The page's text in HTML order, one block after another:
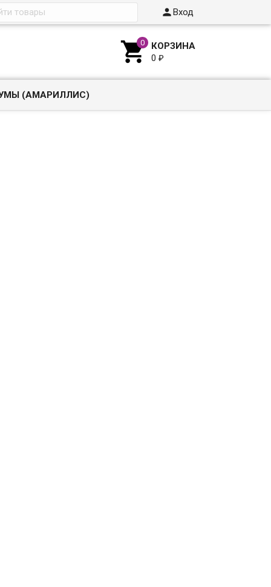
Вход
 КОРЗИНА
0₽
(АМАРИЛЛИС)